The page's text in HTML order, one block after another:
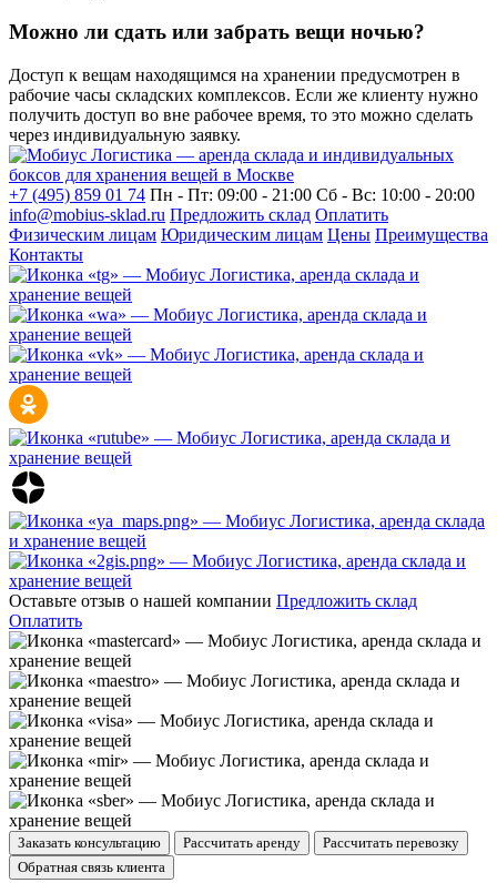
Можно ли сдать или забрать вещи ночью?
Доступ к вещам находящимся на хранении предусмотрен в
рабочие часы складских комплексов. Если же клиенту нужно
получить доступ во вне рабочее время, то это можно сделать
через индивидуальную заявку.
+7 (495) 859 01 74 Пн - Пт: 09:00 - 21:00 Сб - Вс: 10:00 - 20:00
info@mobius-sklad.ru Предложить склад Оплатить
Физическим лицам Юридическим лицам Цены Преимущества
Контакты
Оставьте отзыв о нашей компании Предложить склад
Оплатить
Заказать консультацию Рассчитать аренду
Рассчитать перевозку
Обратная связь клиента